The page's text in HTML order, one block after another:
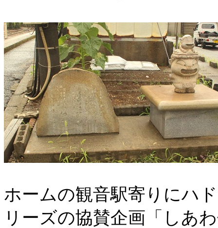
ホームの観音駅寄りにハ
リーズの協賛企画「しあ